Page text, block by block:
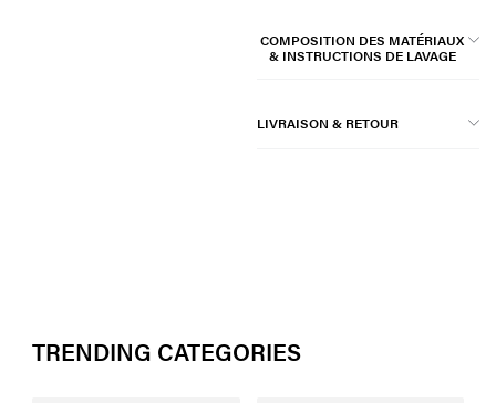
COMPOSITION DES MATÉRIAUX
& INSTRUCTIONS DE LAVAGE
LIVRAISON & RETOUR
TRENDING CATEGORIES